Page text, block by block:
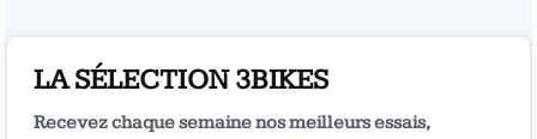
LA SÉLECTION 3BIKES
Recevez chaque semaine nos meilleurs essais,